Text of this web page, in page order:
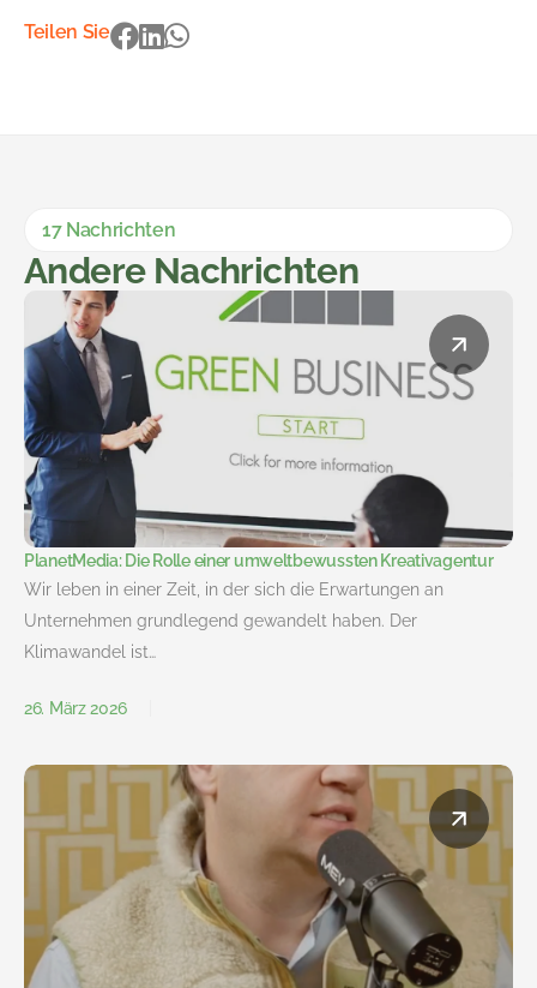
Teilen Sie
17 Nachrichten
Andere Nachrichten
PlanetMedia: Die Rolle einer umweltbewussten Kreativagentur
Wir leben in einer Zeit, in der sich die Erwartungen an
Unternehmen grundlegend gewandelt haben. Der
Klimawandel ist…
26. März 2026